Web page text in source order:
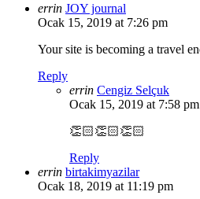
errin JOY journal
Ocak 15, 2019 at 7:26 pm
Your site is becoming a travel
Reply
errin Cengiz Selçuk
Ocak 15, 2019 at 7:58 pm
👏🏻👏🏻👏🏻
Reply
errin birtakimyazilar
Ocak 18, 2019 at 11:19 pm